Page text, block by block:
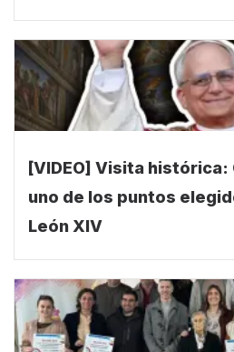
[VIDEO] Visita
uno de los puntos
León XIV